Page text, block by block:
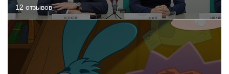
12 отзывов